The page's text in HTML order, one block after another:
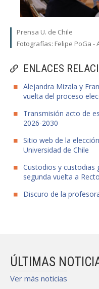
ENLACES
Alejandra Mizala y
vuelta del proceso
Transmisión acto de
2026-2030
Sitio web de la
Universidad de Chile
Custodios y custodias
segunda vuelta a
Discuro de la
Prensa U. de Chile
Fotografías: Felipe PoGa
ÚLTIMAS
Ver más noticias